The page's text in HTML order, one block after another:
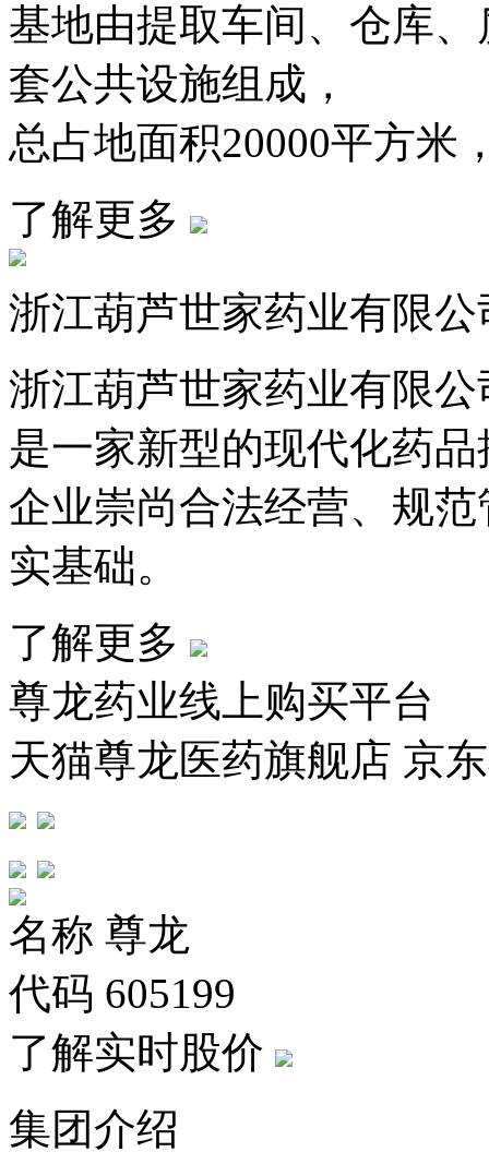
基地由提取车间、仓库
套公共设施组成，
总占地面积20000平方米
了解更多
浙江葫芦世家药业有限公
浙江葫芦世家药业有限
是一家新型的现代化药
企业崇尚合法经营、规
实基础。
了解更多
尊龙药业线上购买平台
天猫尊龙医药旗舰店 京
名称 尊龙
代码 605199
了解实时股价
集团介绍